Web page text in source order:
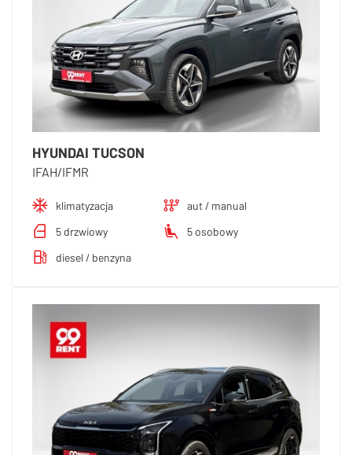
HYUNDAI TUCSON
IFAH/IFMR
klimatyzacja
aut / manual
5 drzwiowy
5 osobowy
diesel / benzyna